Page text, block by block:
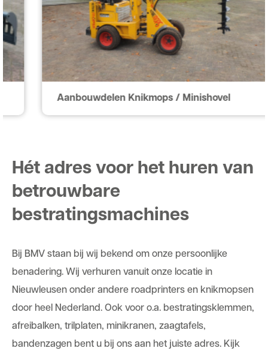
Aanbouwdelen Knikmops / Minishovel
Hét adres voor het huren van
betrouwbare
bestratingsmachines
Bij BMV staan bij wij bekend om onze persoonlijke
benadering. Wij verhuren vanuit onze locatie in
Nieuwleusen onder andere roadprinters en knikmopsen
door heel Nederland. Ook voor o.a. bestratingsklemmen,
afreibalken, trilplaten, minikranen, zaagtafels,
bandenzagen bent u bij ons aan het juiste adres. Kijk